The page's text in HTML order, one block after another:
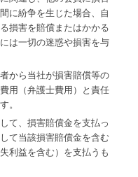
に紛争を生じた場合、自
損害を賠償またはかかる
は一切の迷惑や損害を与
から当社が損害賠償等の
用（弁護士費用）と責任
。
て、損害賠償金を支払っ
て当該損害賠償金を含む
利益を含む）を支払うも